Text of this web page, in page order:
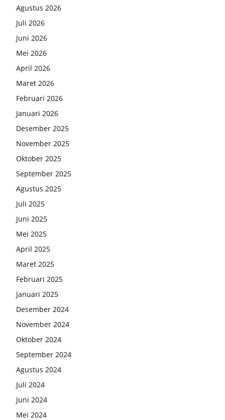
Agustus 2026
Juli 2026
Juni 2026
Mei 2026
April 2026
Maret 2026
Februari 2026
Januari 2026
Desember 2025
November 2025
Oktober 2025
September 2025
Agustus 2025
Juli 2025
Juni 2025
Mei 2025
April 2025
Maret 2025
Februari 2025
Januari 2025
Desember 2024
November 2024
Oktober 2024
September 2024
Agustus 2024
Juli 2024
Juni 2024
Mei 2024